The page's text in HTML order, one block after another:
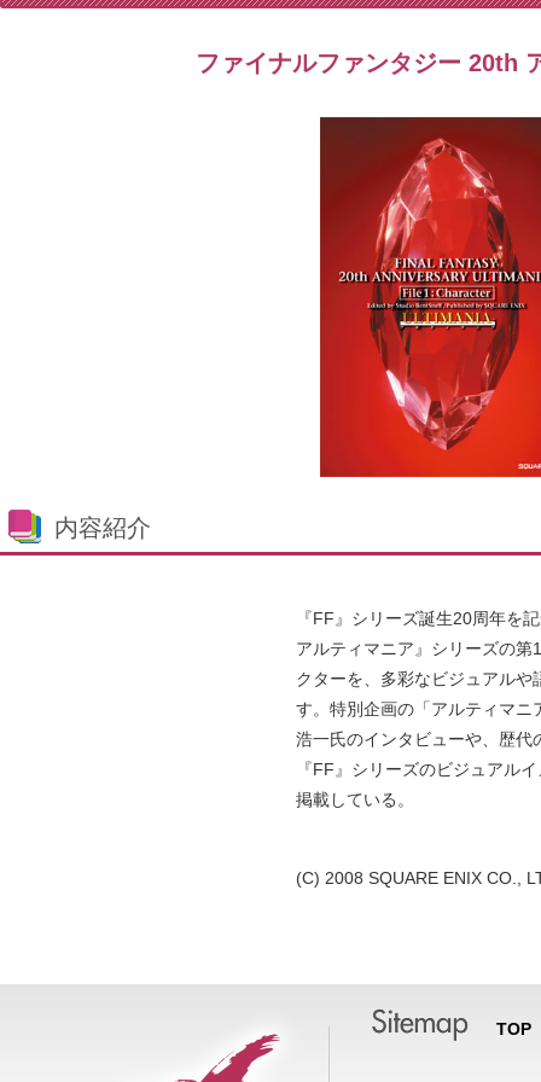
ファイナルファンタジー 20th
内容紹介
『FF』シリーズ誕生20周年を
アルティマニア』シリーズの
クターを、多彩なビジュアル
す。特別企画の「アルティマ
浩一氏のインタビューや、歴
『FF』シリーズのビジュアル
掲載している。
(C) 2008 SQUARE ENIX CO.,
TOP